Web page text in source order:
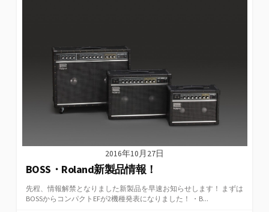
2016年10月27日
BOSS・Roland新製品情報！
先程、情報解禁となりました新製品を早速お知らせします！ まずは
BOSSからコンパクトEFが2機種発表になりました！ ・B...